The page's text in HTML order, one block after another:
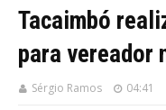
Tacaimbó
para vereador
Sérgio Ramos 04:41